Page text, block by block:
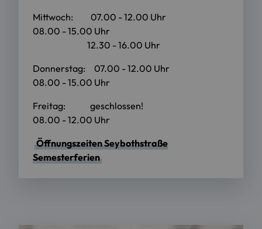
Mittwoch: 07.00 - 12.00 Uhr
08.00 - 15.00 Uhr
12.30 - 16.00 Uhr
Donnerstag: 07.00 - 12.00 Uhr
08.00 - 15.00 Uhr
Freitag: geschlossen!
08.00 - 12.00 Uhr
Öffnungszeiten Seybothstraße
Semesterferien